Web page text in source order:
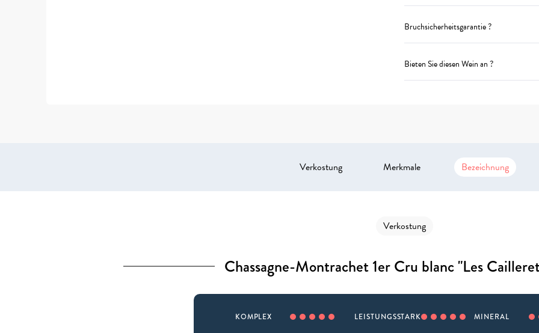
Bruchsicherheitsgarantie ?
Bieten Sie diesen Wein an ?
Verkostung Merkmale Bezeichnung
Verkostung
Chassagne-Montrachet 1er Cru blanc "Les
KOMPLEX LEISTUNGSSTARK MINERAL